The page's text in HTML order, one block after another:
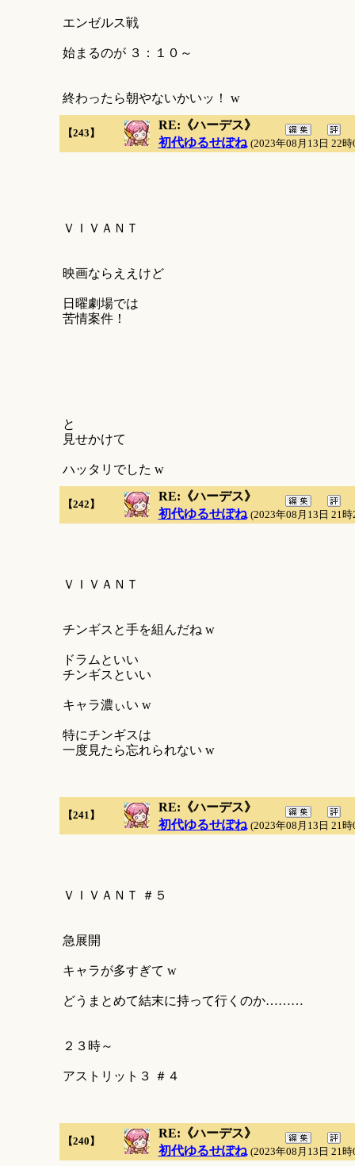
エンゼルス戦
始まるのが ３：１０～
終わったら朝やないかいッ！ w
【243】
RE:《ハーデス》
初代ゆるせぽね (2023年08月13日 22時
ＶＩＶＡＮＴ
映画ならええけど
日曜劇場では
苦情案件！
と
見せかけて
ハッタリでした w
【242】
RE:《ハーデス》
初代ゆるせぽね (2023年08月13日 21時
ＶＩＶＡＮＴ
チンギスと手を組んだね w
ドラムといい
チンギスといい
キャラ濃ぃい w
特にチンギスは
一度見たら忘れられない w
【241】
RE:《ハーデス》
初代ゆるせぽね (2023年08月13日 21時
ＶＩＶＡＮＴ ＃５
急展開
キャラが多すぎて w
どうまとめて結末に持って行くのか………
２３時～
アストリット３ ＃４
【240】
RE:《ハーデス》
初代ゆるせぽね (2023年08月13日 21時